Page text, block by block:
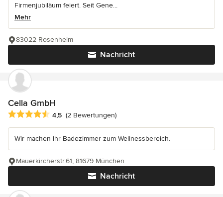
Firmenjubiläum feiert. Seit Gene...
Mehr
Nachricht
83022 Rosenheim
Cella GmbH
Durchschnittliche Bewertung: 4.5 von 5 Sternen
4,5 (2 Bewertungen)
Wir machen Ihr Badezimmer zum Wellnessbereich.
Nachricht
Mauerkircherstr.61, 81679 München